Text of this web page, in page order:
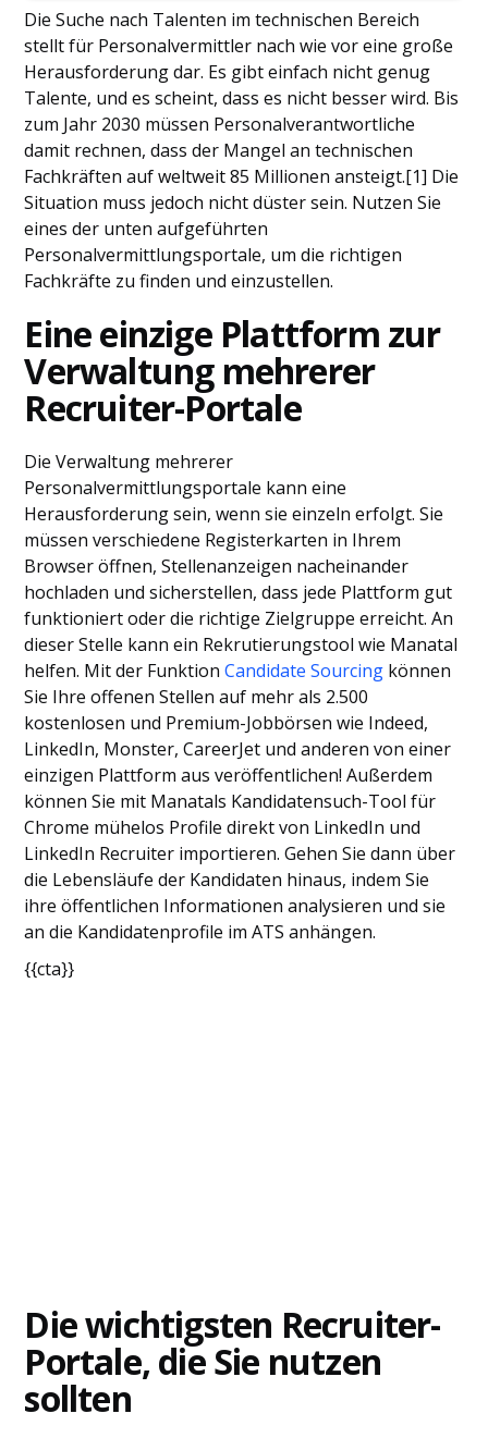
Eine einzige Plattform zur Verwaltung
mehrerer Recruiter-Portale
Die wichtigsten Recruiter-Portale, die Sie
nutzen sollten
Schlussfolgerung
Häufig gestellte Fragen
Die Suche nach Talenten im technischen Bereich
stellt für Personalvermittler nach wie vor eine große
Herausforderung dar. Es gibt einfach nicht genug
Talente, und es scheint, dass es nicht besser wird. Bis
zum Jahr 2030 müssen Personalverantwortliche
damit rechnen, dass der Mangel an technischen
Fachkräften auf weltweit 85 Millionen ansteigt.[1] Die
Situation muss jedoch nicht düster sein. Nutzen Sie
eines der unten aufgeführten
Personalvermittlungsportale, um die richtigen
Fachkräfte zu finden und einzustellen.
Eine einzige Plattform zur
Verwaltung mehrerer
Recruiter-Portale
Die Verwaltung mehrerer
Personalvermittlungsportale kann eine
Herausforderung sein, wenn sie einzeln erfolgt. Sie
müssen verschiedene Registerkarten in Ihrem
Browser öffnen, Stellenanzeigen nacheinander
hochladen und sicherstellen, dass jede Plattform gut
funktioniert oder die richtige Zielgruppe erreicht. An
dieser Stelle kann ein Rekrutierungstool wie Manatal
helfen. Mit der FunktionCandidate Sourcing können
Sie Ihre offenen Stellen auf mehr als 2.500
kostenlosen und Premium-Jobbörsen wie Indeed,
LinkedIn, Monster, CareerJet und anderen von einer
einzigen Plattform aus veröffentlichen! Außerdem
können Sie mit Manatals Kandidatensuch-Tool für
Chrome mühelos Profile direkt von LinkedIn und
LinkedIn Recruiter importieren. Gehen Sie dann über
die Lebensläufe der Kandidaten hinaus, indem Sie
ihre öffentlichen Informationen analysieren und sie
an die Kandidatenprofile im ATS anhängen.
{{cta}}
Die wichtigsten Recruiter-
Portale, die Sie nutzen
sollten